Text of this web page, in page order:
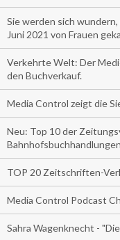
Sie werden sich
Juni 2021 von Frauen
Verkehrte Welt: Der
den Buchverkauf.
Media Control zeigt die
Neu: Top 10 der
TOP 20 Zeitschriften-
Media Control Podcast
Sahra Wagenknecht -